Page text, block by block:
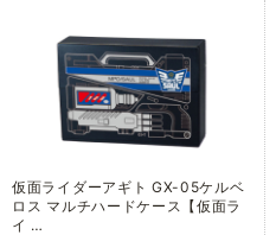
仮面ライダーアギト GX-05ケルベ
ロス マルチハードケース【仮面ラ
イ …